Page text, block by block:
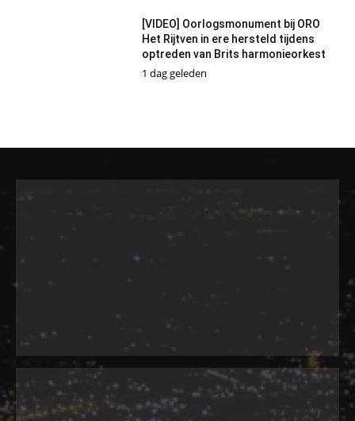
[VIDEO] Oorlogsmonument bij ORO
Het Rijtven in ere hersteld tijdens
optreden van Brits harmonieorkest
1 dag geleden